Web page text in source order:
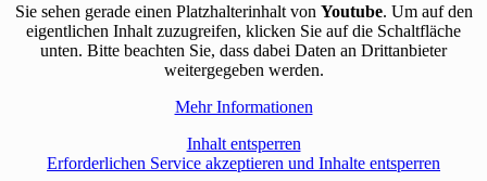
Sie sehen gerade einen Platzhalterinhalt von Youtube. Um auf den
eigentlichen Inhalt zuzugreifen, klicken Sie auf die Schaltfläche
unten. Bitte beachten Sie, dass dabei Daten an Drittanbieter
weitergegeben werden.
Mehr Informationen
Inhalt entsperren
Erforderlichen Service akzeptieren und Inhalte entsperren